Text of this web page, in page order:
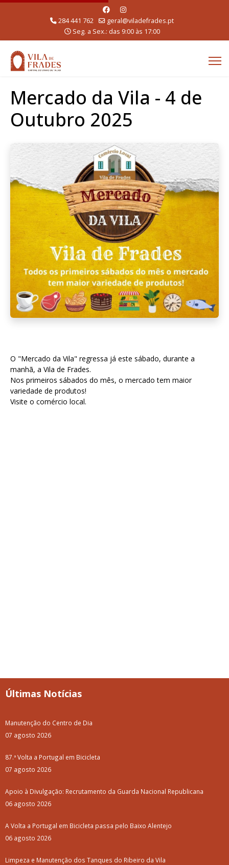
284 441 762
geral@viladefrades.pt
Seg. a Sex.: das 9:00 às 17:00
Mercado da Vila - 4 de
Outubro 2025
O "Mercado da Vila" regressa já este sábado, durante a
manhã, a Vila de Frades.
Nos primeiros sábados do mês, o mercado tem maior
variedade de produtos!
Visite o comércio local.
Últimas Notícias
Manutenção do Centro de Dia
07 agosto 2026
87.ª Volta a Portugal em Bicicleta
07 agosto 2026
Apoio à Divulgação: Recrutamento da Guarda Nacional Republicana
06 agosto 2026
A Volta a Portugal em Bicicleta passa pelo Baixo Alentejo
06 agosto 2026
Limpeza e Manutenção dos Tanques do Ribeiro da Vila